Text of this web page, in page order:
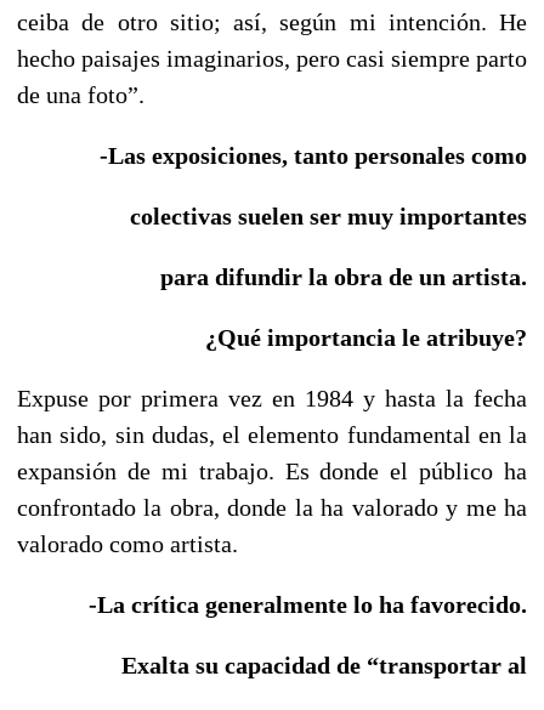
ceiba de otro sitio; así, según mi intención. He
hecho paisajes imaginarios, pero casi siempre parto
de una foto”.
-Las exposiciones, tanto personales como
colectivas suelen ser muy importantes
para difundir la obra de un artista.
¿Qué importancia le atribuye?
Expuse por primera vez en 1984 y hasta la fecha
han sido, sin dudas, el elemento fundamental en la
expansión de mi trabajo. Es donde el público ha
confrontado la obra, donde la ha valorado y me ha
valorado como artista.
-La crítica generalmente lo ha favorecido.
Exalta su capacidad de “transportar al